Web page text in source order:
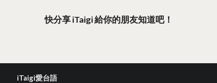
快分享 iTaigi 給你的朋友知道吧！
iTaigi愛台語